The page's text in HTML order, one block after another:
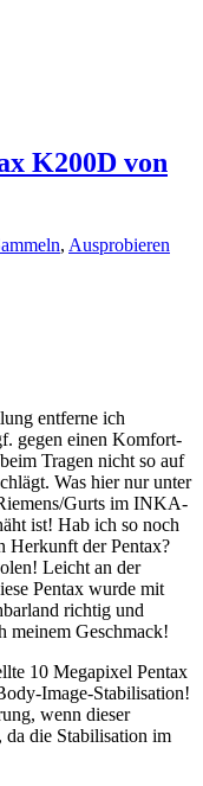
K200D von
, Ausprobieren
entferne ich
gegen einen Komfort-
Tragen nicht so auf
Was hier nur unter
Gurts im INKA-
ist! Hab ich so noch
Herkunft der Pentax?
Leicht an der
Pentax wurde mit
richtig und
meinem Geschmack!
10 Megapixel Pentax
Image-Stabilisation!
wenn dieser
die Stabilisation im